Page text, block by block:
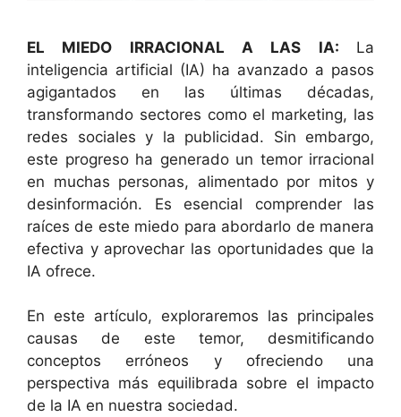
EL MIEDO IRRACIONAL A LAS IA: La
inteligencia artificial (IA) ha avanzado a pasos
agigantados en las últimas décadas,
transformando sectores como el marketing, las
redes sociales y la publicidad. Sin embargo,
este progreso ha generado un temor irracional
en muchas personas, alimentado por mitos y
desinformación. Es esencial comprender las
raíces de este miedo para abordarlo de manera
efectiva y aprovechar las oportunidades que la
IA ofrece.
En este artículo, exploraremos las principales
causas de este temor, desmitificando
conceptos erróneos y ofreciendo una
perspectiva más equilibrada sobre el impacto
de la IA en nuestra sociedad.